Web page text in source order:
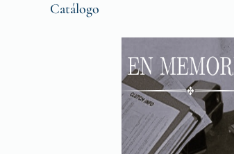
Catálogo